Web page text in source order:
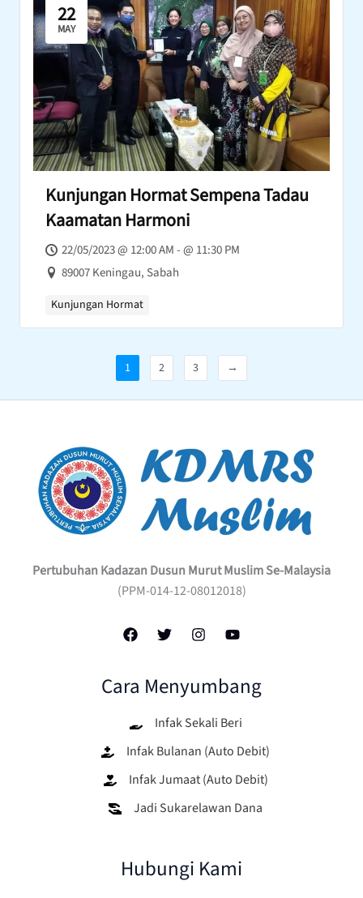
22
MAY
Kunjungan Hormat Sempena Tadau
Kaamatan Harmoni
22/05/2023 @ 12:00 AM - @ 11:30 PM
89007 Keningau, Sabah
Kunjungan Hormat
1 2 3 →
Pertubuhan Kadazan Dusun Murut Muslim Se-Malaysia
(PPM-014-12-08012018)
Cara Menyumbang
Infak Sekali Beri
Infak Bulanan (Auto Debit)
Infak Jumaat (Auto Debit)
Jadi Sukarelawan Dana
Hubungi Kami